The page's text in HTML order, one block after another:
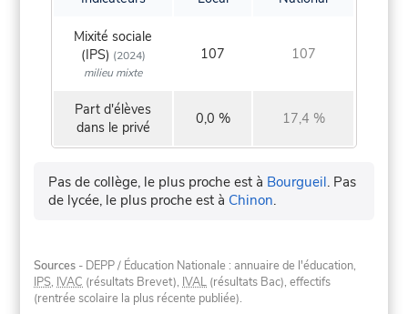
Mixité sociale
(IPS) (2024)
milieu mixte
107 107
Part d'élèves
dans le privé
0,0 % 17,4 %
Pas de collège, le plus proche est à Bourgueil. Pas
de lycée, le plus proche est à Chinon.
Sources - DEPP / Éducation Nationale : annuaire de l'éducation,
IPS, IVAC (résultats Brevet), IVAL (résultats Bac), effectifs
(rentrée scolaire la plus récente publiée).